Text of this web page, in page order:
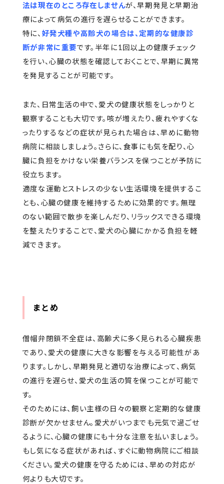
法は現在のところ存在しませんが、早期発見と早期治
療によって病気の進行を遅らせることができます。
特に、 好発犬種や高齢犬の場合は、定期的な健康診
断が非常に重要です。半年に1回以上の健康チェック
を行い、心臓の状態を確認しておくことで、早期に異常
を発見することが可能です。
また、日常生活の中で、愛犬の健康状態をしっかりと
観察することも大切です。咳が増えたり、疲れやすくな
ったりするなどの症状が見られた場合は、早めに動物
病院に相談しましょう。さらに、食事にも気を配り、心
臓に負担をかけない栄養バランスを保つことが予防に
役立ちます。
適度な運動とストレスの少ない生活環境を提供するこ
とも、心臓の健康を維持するために効果的です。無理
のない範囲で散歩を楽しんだり、リラックスできる環境
を整えたりすることで、愛犬の心臓にかかる負担を軽
減できます。
まとめ
僧帽弁閉鎖不全症は、高齢犬に多く見られる心臓疾患
であり、愛犬の健康に大きな影響を与える可能性があ
ります。しかし、早期発見と適切な治療によって、病気
の進行を遅らせ、愛犬の生活の質を保つことが可能で
す。
そのためには、飼い主様の日々の観察と定期的な健康
診断が欠かせません。愛犬がいつまでも元気で過ごせ
るように、心臓の健康にも十分な注意を払いましょう。
もし気になる症状があれば、すぐに動物病院にご相談
ください。愛犬の健康を守るためには、早めの対応が
何よりも大切です。